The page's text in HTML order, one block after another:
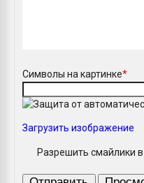
Символы на картинке*
Загрузить изображение
Разрешить смайлики